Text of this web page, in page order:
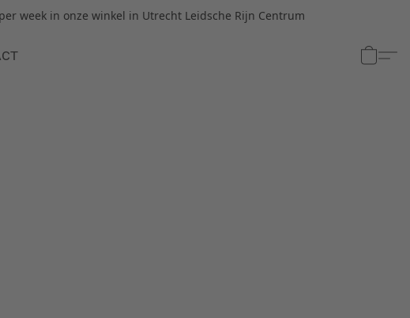
week in onze winkel in Utrecht Leidsche Rijn Centrum